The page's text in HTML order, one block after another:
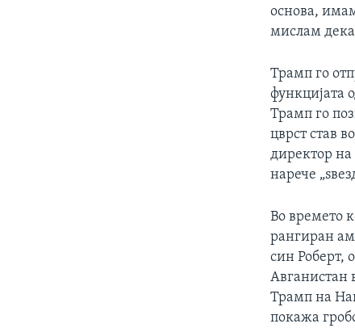
основа,
мислам дека
Трамп го
функцијата
Трамп го
цврст став
директор
нарече
Во времето
рангиран
син Роберт,
Авганистан
Трамп на
покажа